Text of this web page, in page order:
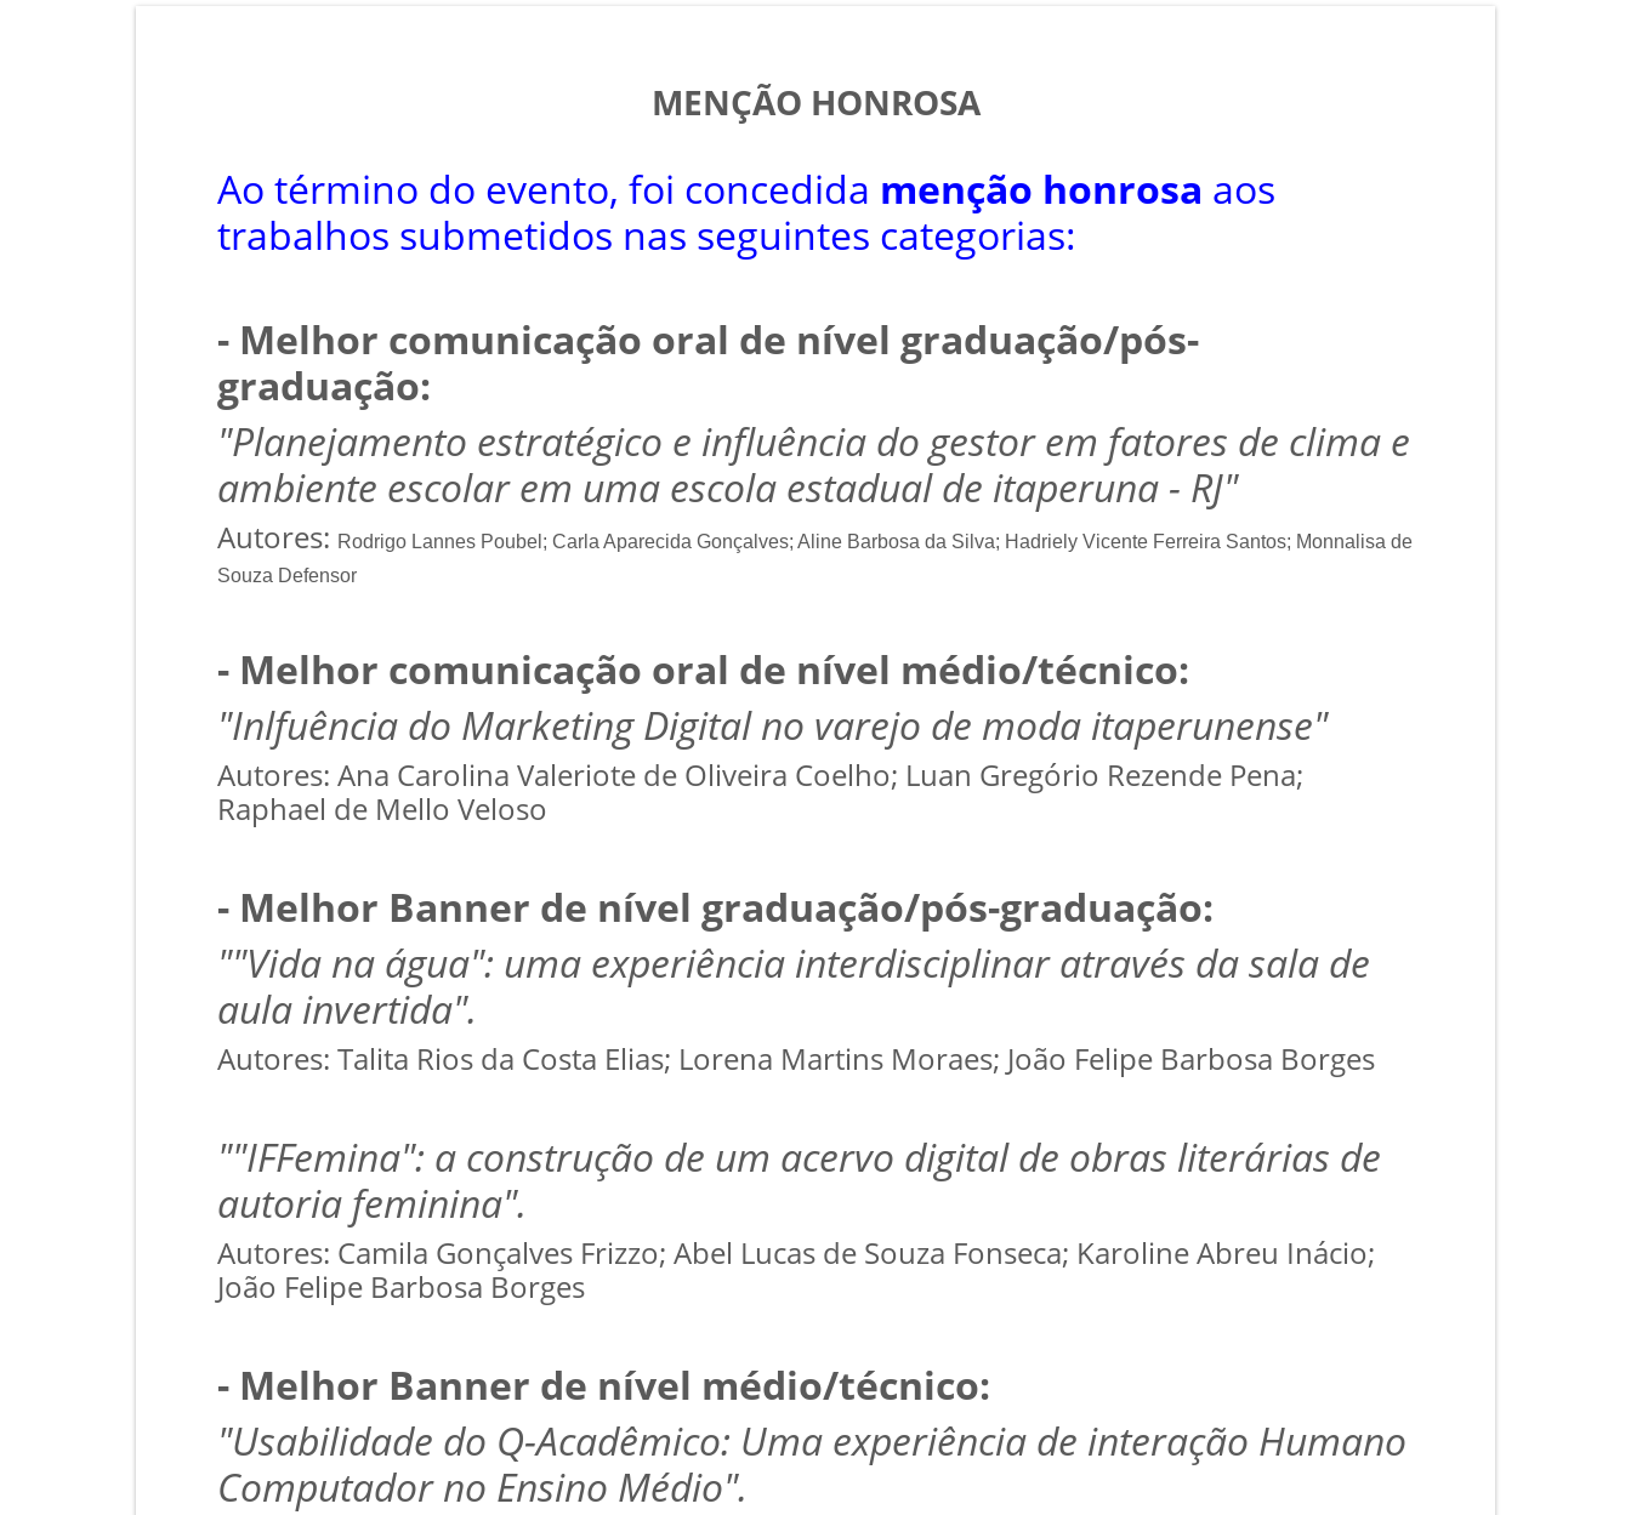
MENÇÃO HONROSA
Ao término do evento, foi concedida menção honrosa aos
trabalhos submetidos nas seguintes categorias:
- Melhor comunicação oral de nível graduação/pós-
graduação:
"Planejamento estratégico e influência do gestor em fatores de clima e
ambiente escolar em uma escola estadual de itaperuna - RJ"
Autores: Rodrigo Lannes Poubel; Carla Aparecida Gonçalves; Aline Barbosa da Silva; Hadriely Vicente Ferreira Santos; Monnalisa de
Souza Defensor
- Melhor comunicação oral de nível médio/técnico:
"Inlfuência do Marketing Digital no varejo de moda itaperunense"
Autores: Ana Carolina Valeriote de Oliveira Coelho; Luan Gregório Rezende Pena;
Raphael de Mello Veloso
- Melhor Banner de nível graduação/pós-graduação:
""Vida na água": uma experiência interdisciplinar através da sala de
aula invertida".
Autores: Talita Rios da Costa Elias; Lorena Martins Moraes; João Felipe Barbosa Borges
""IFFemina": a construção de um acervo digital de obras literárias de
autoria feminina".
Autores: Camila Gonçalves Frizzo; Abel Lucas de Souza Fonseca; Karoline Abreu Inácio;
João Felipe Barbosa Borges
- Melhor Banner de nível médio/técnico:
"Usabilidade do Q-Acadêmico: Uma experiência de interação Humano
Computador no Ensino Médio".